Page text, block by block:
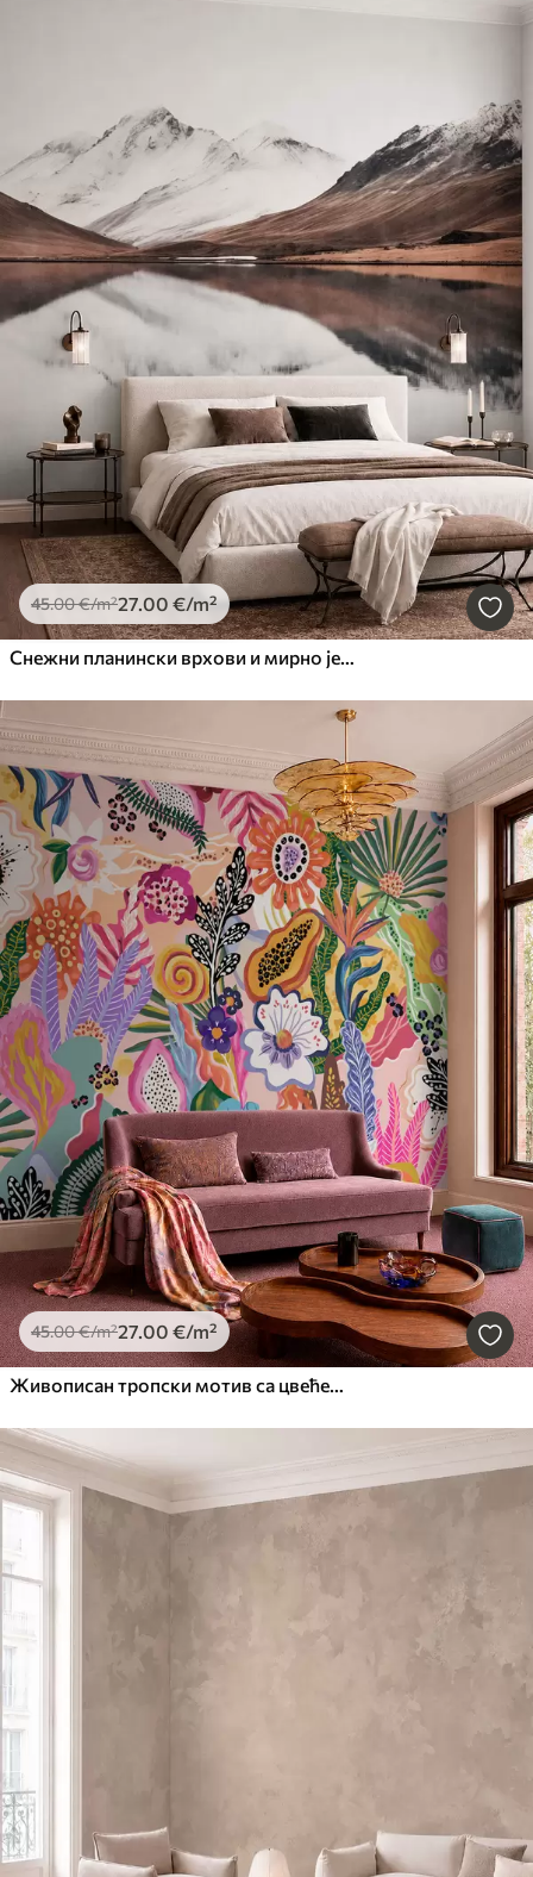
45.00€/m²27.00 €/m²
Снежни планински врхови и мирно језеро са одразом попут огледала
45.00€/m²27.00 €/m²
Живописан тропски мотив са цвећем, лишћем и шареним воћем